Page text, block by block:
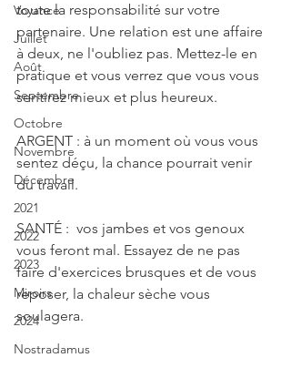
Voyance
Juillet
Août
Septembre
Octobre
Novembre
Décembre
2021
2022
2023
Miroirs
2024
Nostradamus
toute la responsabilité sur votre
partenaire. Une relation est une affaire
à deux, ne l'oubliez pas. Mettez-le en
pratique et vous verrez que vous vous
sentirez mieux et plus heureux.
ARGENT : à un moment où vous vous
sentez déçu, la chance pourrait venir
du travail.
SANTÉ :  vos jambes et vos genoux
vous feront mal. Essayez de ne pas
faire d'exercices brusques et de vous
reposer, la chaleur sèche vous
soulagera.